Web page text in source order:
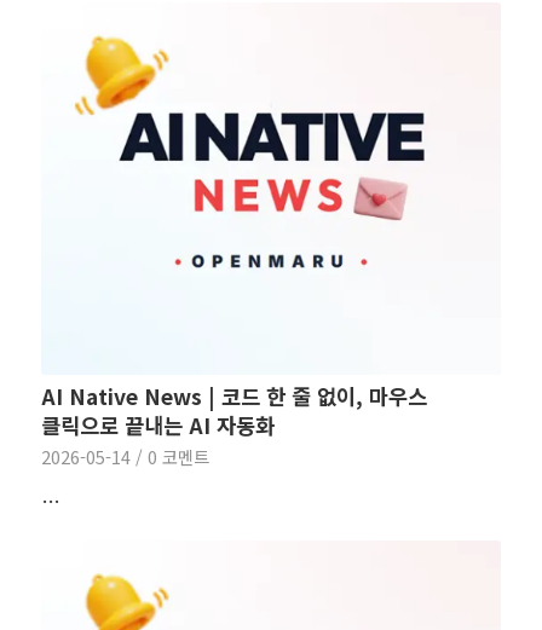
AI Native News | 코드 한 줄 없이, 마우스
클릭으로 끝내는 AI 자동화
2026-05-14 / 0 코멘트
…